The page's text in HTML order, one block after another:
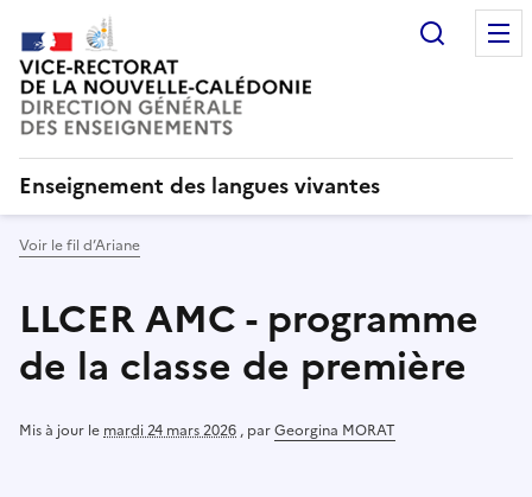
Enseignement des langues vivantes
Voir le fil d’Ariane
LLCER AMC - programme
de la classe de première
Mis à jour le mardi 24 mars 2026 , parGeorgina MORAT